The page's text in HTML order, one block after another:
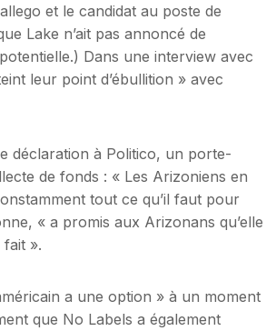
et le candidat au poste de
Lake n’ait pas annoncé de
Dans une interview avec
leur point d’ébullition » avec
déclaration à Politico, un porte-
de fonds : « Les Arizoniens en
tout ce qu’il faut pour
« a promis aux Arizonans qu’elle
fait ».
a une option » à un moment
que No Labels a également